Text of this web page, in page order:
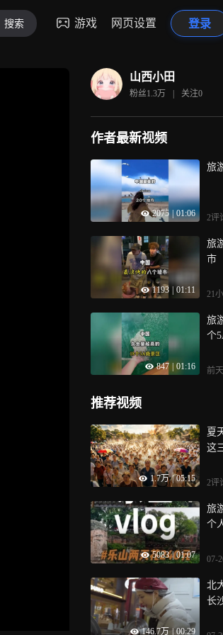
搜索 游戏 网页设置 登录
山西小田
粉丝1.3万 | 关注0
作者最新视频
2075 | 01:06
旅
2评
1193 01:11
旅
市
21
847 01:16
旅
个
前天
推荐视频
1.7万 | 05:15
夏
这
2评
5083 | 01:07
旅
个
攻
07-
146.7万 00:29
北
长
西